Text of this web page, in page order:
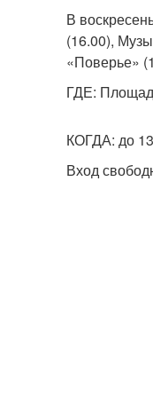
В
(16.00),
«Поверье»
ГДЕ:
КОГДА: до
Вход